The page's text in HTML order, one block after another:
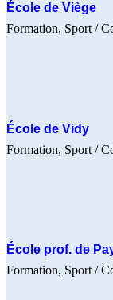
École de Viège
Formation Sport /
École de Vidy
Formation Sport /
École prof. de
Formation Sport /